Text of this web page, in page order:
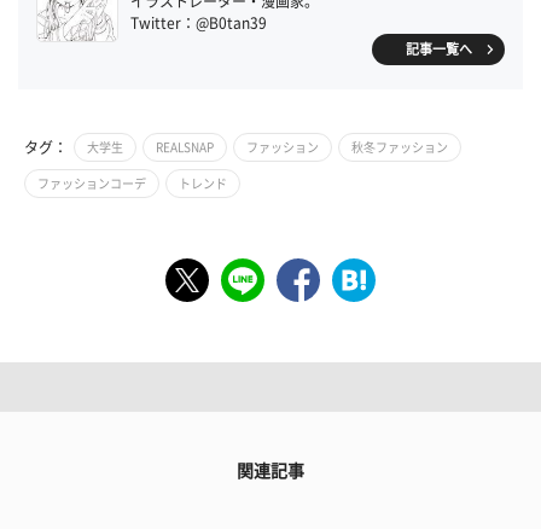
Twitter：@B0tan39
記事一覧へ
タグ： 大学生 REALSNAP ファッション 秋冬ファッション
ファッションコーデ トレンド
関連記事